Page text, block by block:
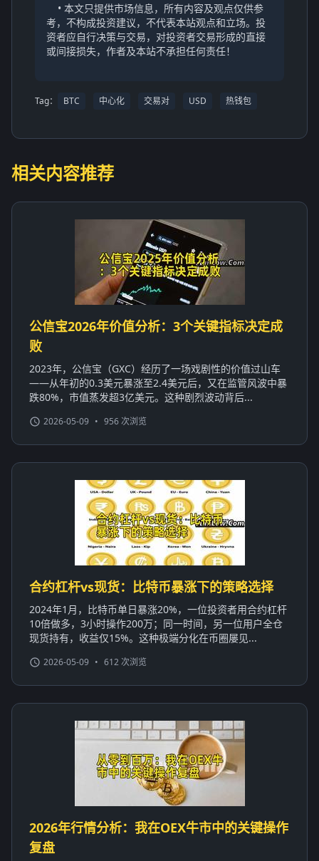
• 本文只提供市场信息，所有内容及观点仅供参
考，不构成投资建议，不代表本站观点和立场。投
资者应自行决策与交易，对投资者交易形成的直接
或间接损失，作者及本站不承担任何责任！
Tag： BTC 中心化 交易对 USD 热钱包
相关内容推荐
公信宝2026年价值分析：3个关键指标决定成
败
2023年，公信宝（GXC）经历了一场戏剧性的价值过山车
——从年初的0.3美元暴涨至2.4美元后，又在监管风波中暴
跌80%，市值蒸发超3亿美元。这种剧烈波动背后...
2026-05-09 • 956 次浏览
合约杠杆vs现货：比特币暴涨下的策略选择
2024年1月，比特币单日暴涨20%，一位投资者用合约杠杆
10倍做多，3小时操作200万；同一时间，另一位用户全仓
现货持有，收益仅15%。这种极端分化在币圈屡见...
2026-05-09 • 612 次浏览
2026年行情分析：我在OEX牛市中的关键操作
复盘